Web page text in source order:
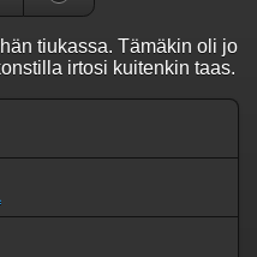
tiukassa. Tämäkin oli jo
irtosi kuitenkin taas.